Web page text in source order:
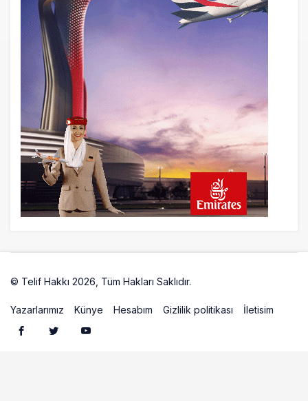
22 saat önce
SunExpress Günlük Yolcu Rekorunu 72
Bin 340’a Çıkardı
23 saat önce
İstanbul Havalimanı’nın 4. Pistinde İlk
Test Uçuşu Yapıldı
23 saat önce
Aslıhan Güven, Airport Leader of the
Future Finalisti Oldu
© Telif Hakkı 2026, Tüm Hakları Saklıdır.
Yazarlarımız Künye Hesabım Gizlilik politikası İletisim